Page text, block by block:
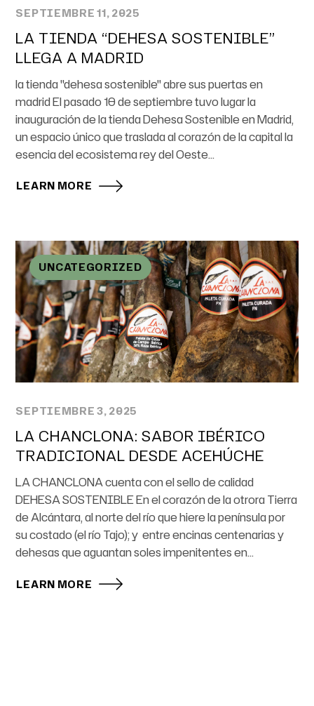
SEPTIEMBRE 11, 2025
LA TIENDA “DEHESA SOSTENIBLE”
LLEGA A MADRID
la tienda "dehesa sostenible" abre sus puertas en
madrid El pasado 10 de septiembre tuvo lugar la
inauguración de la tienda Dehesa Sostenible en Madrid,
un espacio único que traslada al corazón de la capital la
esencia del ecosistema rey del Oeste...
LEARN MORE
UNCATEGORIZED
SEPTIEMBRE 3, 2025
LA CHANCLONA: SABOR IBÉRICO
TRADICIONAL DESDE ACEHÚCHE
LA CHANCLONA cuenta con el sello de calidad
DEHESA SOSTENIBLE En el corazón de la otrora Tierra
de Alcántara, al norte del río que hiere la península por
su costado (el río Tajo); y entre encinas centenarias y
dehesas que aguantan soles impenitentes en...
LEARN MORE